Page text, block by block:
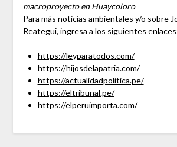
macroproyecto en Huaycoloro
Para más noticias ambientales y/o sobre
Reategui, ingresa a los siguientes
https://leyparatodos.com/
https://hijosdelapatria.com/
https://actualidadpolitica.pe/
https://eltribunal.pe/
https://elperuimporta.com/